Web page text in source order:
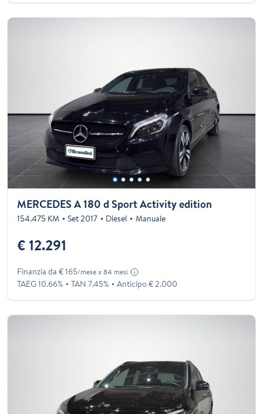
MERCEDES A 180 d Sport Activity edition
154.475 KM Set 2017 Diesel Manuale
€ 12.291
Finanzia da € 165/mese x 84 mesi
TAEG 10.66% TAN 7.45% Anticipo € 2.000